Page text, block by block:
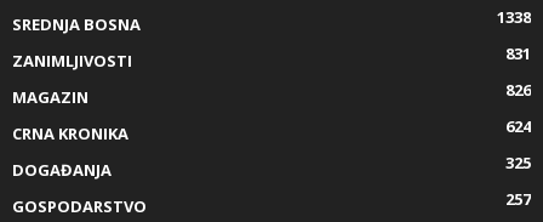
SREDNJA BOSNA
1338
ZANIMLJIVOSTI
831
MAGAZIN
826
CRNA KRONIKA
624
DOGAĐANJA
325
GOSPODARSTVO
257